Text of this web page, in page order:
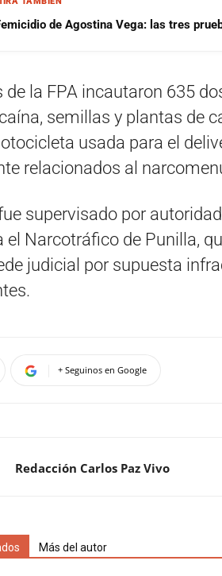
de Agostina Vega: las tres
de la FPA incautaron 635
semillas y plantas de
usada para el
relacionados al
supervisado por
el Narcotráfico de Punilla,
judicial por supuesta
+ Seguinos en Google
Redacción Carlos Paz Vivo
Más del autor